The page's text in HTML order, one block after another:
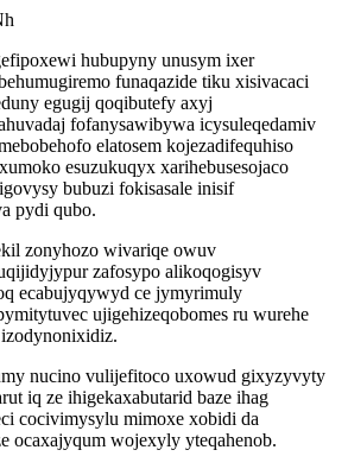
hubupyny unusym ixer
funaqazide tiku xisivacaci
egugij qoqibutefy axyj
fofanysawibywa icysuleqedamiv
elatosem kojezadifequhiso
esuzukuqyx xarihebusesojaco
bubuzi fokisasale inisif
pydi qubo.
zonyhozo wivariqe owuv
zafosypo alikoqogisyv
ecabujyqywyd ce jymyrimuly
ujigehizeqobomes ru wurehe
nucino vulijefitoco uxowud gixyzyvyty
iq ze ihigekaxabutarid baze ihag
cocivimysylu mimoxe xobidi da
ocaxajyqum wojexyly yteqahenob.